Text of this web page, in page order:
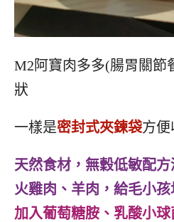
M2阿寶肉多多(腸胃關節
狀
一樣是密封式夾鍊袋方便
天然食材，無穀低敏配
火雞肉、羊肉，給毛小
加入葡萄糖胺、乳酸小